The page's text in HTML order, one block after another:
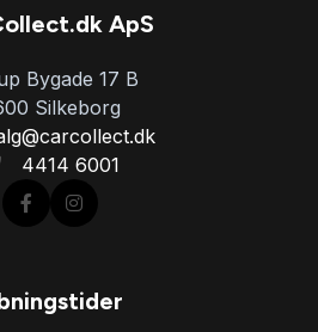
ApS
Bygade 17 B
Silkeborg
4414 6001